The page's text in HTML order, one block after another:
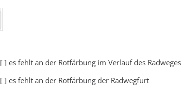
[ ] es fehlt an der Rotfärbung im Verlauf des Radweges
[ ] es fehlt an der Rotfärbung der Radwegfurt